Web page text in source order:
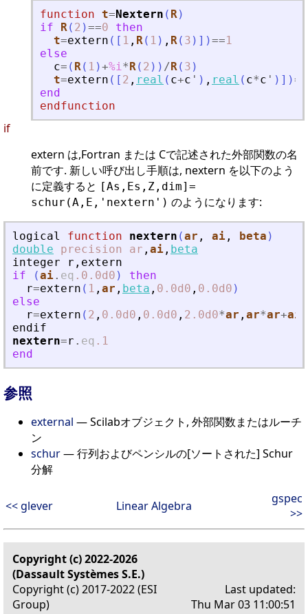
function t= Nextern ( R)
if
R( 2 )==0
then
t=extern ( [ 1 , R( 1 ) , R( 3 ) ] )==1
else
c= ( R( 1 )+%i* R( 2 ) ) / R( 3 )
t=extern ( [ 2 , real ( c+c ' ) , real ( c*c ' ) ] )==
end
endfunction
if
extern は,Fortran または Cで記述された外部関数の名
前です. 新しい呼び出し手順は, nextern を以下のよう
に定義すると
[As,Es,Z,dim]=
schur(A,E,'nextern') のようになります:
logical function nextern (ar , ai , beta )
double
precision ar , ai , beta
integer
r , extern
if
(ai. eq .0 .0d0 )
then
r=extern ( 1 , ar , beta , 0.0d0 , 0.0d0 )
else
r=extern ( 2 , 0.0d0 , 0.0d0 , 2.0d0*ar , ar*ar+ai
endif
nextern=r . eq .1
end
参照
external — Scilabオブジェクト, 外部関数またはルーチ
ン
schur— 行列およびペンシルの[ソートされた] Schur
分解
<< glever Linear Algebra
gspec
>>
Copyright (c) 2022-2026
(Dassault Systèmes S.E.)
Copyright (c) 2017-2022 (ESI
Group)
Last updated:
Thu Mar 03 11:00:51